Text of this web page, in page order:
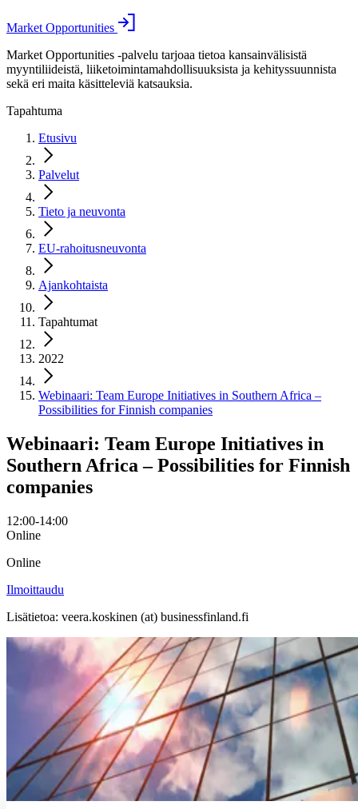
Market Opportunities
Market Opportunities -palvelu tarjoaa tietoa kansainvälisistä
myyntiliideistä, liiketoimintamahdollisuuksista ja kehityssuunnista
sekä eri maita käsitteleviä katsauksia.
Tapahtuma
Etusivu
Palvelut
Tieto ja neuvonta
EU-rahoitusneuvonta
Ajankohtaista
Tapahtumat
2022
Webinaari: Team Europe Initiatives in Southern Africa –
Possibilities for Finnish companies
Webinaari: Team Europe Initiatives in
Southern Africa – Possibilities for Finnish
companies
12:00-14:00
Online
Online
Ilmoittaudu
Lisätietoa: veera.koskinen (at) businessfinland.fi